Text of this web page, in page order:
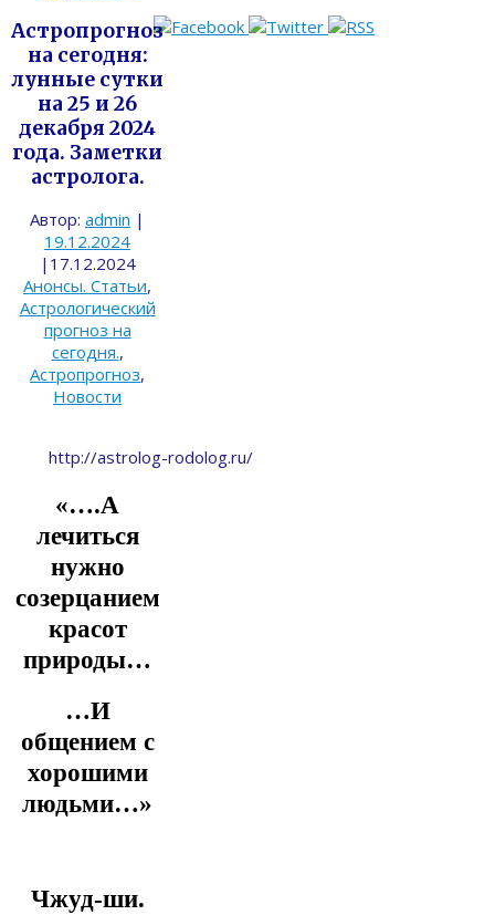
Астропрогноз
на сегодня:
лунные сутки
на 25 и 26
декабря 2024
года. Заметки
астролога.
Автор: admin |
19.12.2024
| 17.12.2024
Анонсы. Статьи,
Астрологический
прогноз на
сегодня.,
Астропрогноз,
Новости
http://astrolog-rodolog.ru/
«….А
лечиться
нужно
созерцанием
красот
природы…
…И
общением с
хорошими
людьми…»
Чжуд-ши.